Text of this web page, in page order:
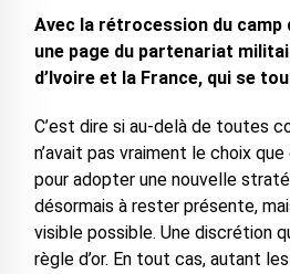
Avec la rétrocession du camp
une page du partenariat
d’Ivoire et la France, qui se
C’est dire si au-delà de toutes
n’avait pas vraiment le choix
pour adopter une nouvelle
désormais à rester présente,
visible possible. Une discrétion
règle d’or. En tout cas, autant